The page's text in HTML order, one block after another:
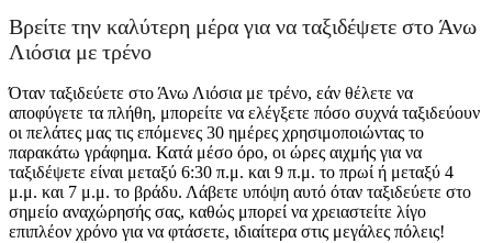
Βρείτε την καλύτερη μέρα για να ταξιδέψετε στο Άνω
Λιόσια με τρένο
Όταν ταξιδεύετε στο Άνω Λιόσια με τρένο, εάν θέλετε να
αποφύγετε τα πλήθη, μπορείτε να ελέγξετε πόσο συχνά ταξιδεύουν
οι πελάτες μας τις επόμενες 30 ημέρες χρησιμοποιώντας το
παρακάτω γράφημα. Κατά μέσο όρο, οι ώρες αιχμής για να
ταξιδέψετε είναι μεταξύ 6:30 π.μ. και 9 π.μ. το πρωί ή μεταξύ 4
μ.μ. και 7 μ.μ. το βράδυ. Λάβετε υπόψη αυτό όταν ταξιδεύετε στο
σημείο αναχώρησής σας, καθώς μπορεί να χρειαστείτε λίγο
επιπλέον χρόνο για να φτάσετε, ιδιαίτερα στις μεγάλες πόλεις!